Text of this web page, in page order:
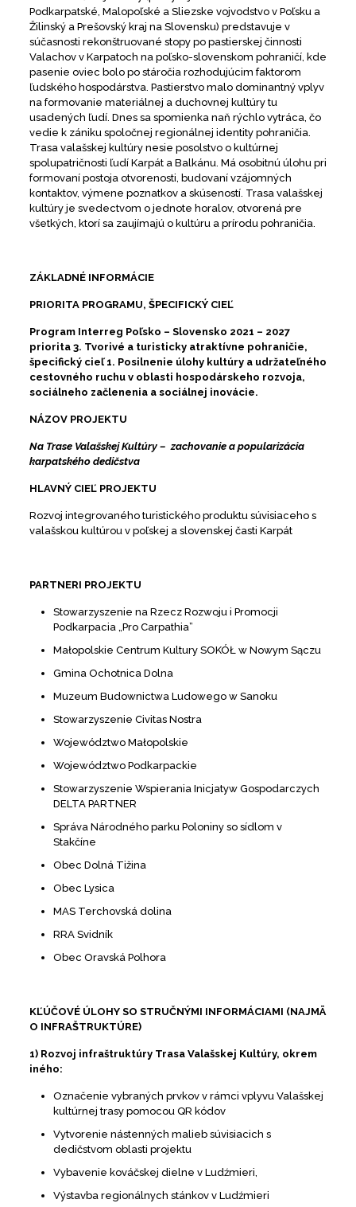
Podkarpatské, Malopoľské a Sliezske vojvodstvo v Poľsku a
Žilinský a Prešovský kraj na Slovensku) predstavuje v
súčasnosti rekonštruované stopy po pastierskej činnosti
Valachov v Karpatoch na poľsko-slovenskom pohraničí, kde
pasenie oviec bolo po stáročia rozhodujúcim faktorom
ľudského hospodárstva. Pastierstvo malo dominantný vplyv
na formovanie materiálnej a duchovnej kultúry tu
usadených ľudí. Dnes sa spomienka naň rýchlo vytráca, čo
vedie k zániku spoločnej regionálnej identity pohraničia.
Trasa valašskej kultúry nesie posolstvo o kultúrnej
spolupatričnosti ľudí Karpát a Balkánu. Má osobitnú úlohu pri
formovaní postoja otvorenosti, budovaní vzájomných
kontaktov, výmene poznatkov a skúseností. Trasa valašskej
kultúry je svedectvom o jednote horalov, otvorená pre
všetkých, ktorí sa zaujímajú o kultúru a prírodu pohraničia.
ZÁKLADNÉ INFORMÁCIE
PRIORITA PROGRAMU, ŠPECIFICKÝ CIEĽ
Program Interreg Poľsko – Slovensko 2021 – 2027
priorita 3. Tvorivé a turisticky atraktívne pohraničie,
špecifický cieľ 1. Posilnenie úlohy kultúry a udržateľného
cestovného ruchu v oblasti hospodárskeho rozvoja,
sociálneho začlenenia a sociálnej inovácie.
NÁZOV PROJEKTU
Na Trase Valašskej Kultúry – zachovanie a popularizácia
karpatského dedičstva
HLAVNÝ CIEĽ PROJEKTU
Rozvoj integrovaného turistického produktu súvisiaceho s
valašskou kultúrou v poľskej a slovenskej časti Karpát
PARTNERI PROJEKTU
Stowarzyszenie na Rzecz Rozwoju i Promocji
Podkarpacia „Pro Carpathia”
Małopolskie Centrum Kultury SOKÓŁ w Nowym Sączu
Gmina Ochotnica Dolna
Muzeum Budownictwa Ludowego w Sanoku
Stowarzyszenie Civitas Nostra
Województwo Małopolskie
Województwo Podkarpackie
Stowarzyszenie Wspierania Inicjatyw Gospodarczych
DELTA PARTNER
Správa Národného parku Poloniny so sídlom v
Stakčíne
Obec Dolná Tižina
Obec Lysica
MAS Terchovská dolina
RRA Svidník
Obec Oravská Polhora
KĽÚČOVÉ ÚLOHY SO STRUČNÝMI INFORMÁCIAMI (NAJMÄ
O INFRAŠTRUKTÚRE)
1) Rozvoj infraštruktúry Trasa Valašskej Kultúry, okrem
iného:
Označenie vybraných prvkov v rámci vplyvu Valašskej
kultúrnej trasy pomocou QR kódov
Vytvorenie nástenných malieb súvisiacich s
dedičstvom oblasti projektu
Vybavenie kováčskej dielne v Ludźmieri,
Výstavba regionálnych stánkov v Ludźmieri